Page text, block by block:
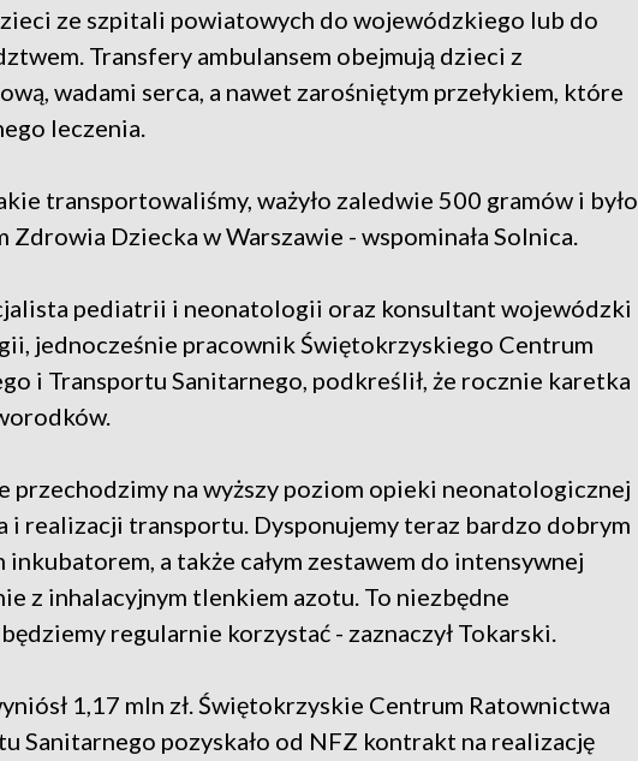
ze szpitali powiatowych do wojewódzkiego lub do
Transfery ambulansem obejmują dzieci z
wadami serca, a nawet zarośniętym przełykiem, które
leczenia.
transportowaliśmy, ważyło zaledwie 500 gramów i było
Dziecka w Warszawie - wspominała Solnica.
pediatrii i neonatologii oraz konsultant wojewódzki
jednocześnie pracownik Świętokrzyskiego Centrum
i Transportu Sanitarnego, podkreślił, że rocznie karetka
przechodzimy na wyższy poziom opieki neonatologicznej
i realizacji transportu. Dysponujemy teraz bardzo dobrym
a także całym zestawem do intensywnej
z inhalacyjnym tlenkiem azotu. To niezbędne
regularnie korzystać - zaznaczył Tokarski.
1,17 mln zł. Świętokrzyskie Centrum Ratownictwa
Sanitarnego pozyskało od NFZ kontrakt na realizację